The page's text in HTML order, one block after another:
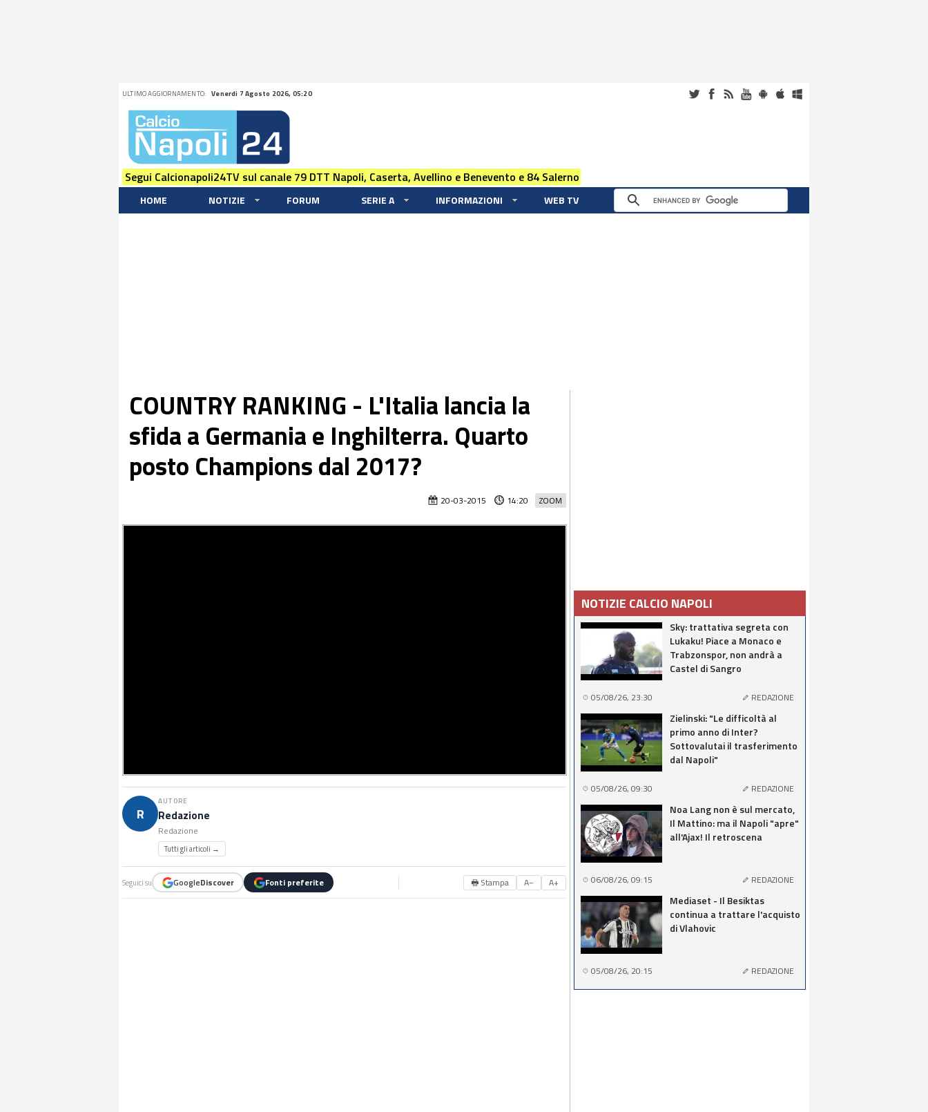
ULTIMO AGGIORNAMENTO: Venerdi 7 Agosto 2026, 05:20
Segui Calcionapoli24TV sul canale 79 DTT Napoli, Caserta, Avellino e Benevento e 84 Salerno
HOME NOTIZIE FORUM SERIE A INFORMAZIONI WEB TV
COUNTRY RANKING - L'Italia lancia la
sfida a Germania e Inghilterra. Quarto
posto Champions dal 2017?
ZOOM
20-03-2015 14:20
R
AUTORE
Redazione
Redazione
Tutti gli articoli →
Seguici su GoogleDiscover Fonti preferite 🖶 Stampa A− A+
NOTIZIE CALCIO NAPOLI
Sky: trattativa segreta con
Lukaku! Piace a Monaco e
Trabzonspor, non andrà a
Castel di Sangro
05/08/26, 23:30 REDAZIONE
Zielinski: "Le difficoltà al
primo anno di Inter?
Sottovalutai il trasferimento
dal Napoli"
05/08/26, 09:30 REDAZIONE
Noa Lang non è sul mercato,
Il Mattino: ma il Napoli "apre"
all'Ajax! Il retroscena
06/08/26, 09:15 REDAZIONE
Mediaset - Il Besiktas
continua a trattare l'acquisto
di Vlahovic
05/08/26, 20:15 REDAZIONE